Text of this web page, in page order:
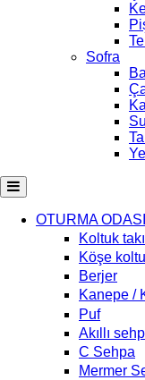
Sofra
OTURMA ODASI
Koltuk
Köşe
Berjer
Kanepe /
Puf
Akıllı
C Sehpa
Mermer